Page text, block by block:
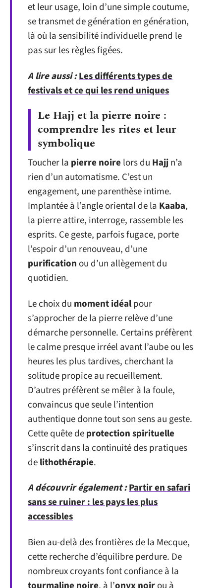
et leur usage, loin d’une simple coutume,
se transmet de génération en génération,
là où la sensibilité individuelle prend le
pas sur les règles figées.
A lire aussi :Les différents types de
festivals et ce qui les rend uniques
Le Hajj et la pierre noire :
comprendre les rites et leur
symbolique
Toucher la pierre noire lors du Hajjn’a
rien d’un automatisme. C’est un
engagement, une parenthèse intime.
Implantée à l’angle oriental de la Kaaba,
la pierre attire, interroge, rassemble les
esprits. Ce geste, parfois fugace, porte
l’espoir d’un renouveau, d’une
purification ou d’un allègement du
quotidien.
Le choix du moment idéalpour
s’approcher de la pierre relève d’une
démarche personnelle. Certains préfèrent
le calme presque irréel avant l’aube ou les
heures les plus tardives, cherchant la
solitude propice au recueillement.
D’autres préfèrent se mêler à la foule,
convaincus que seule l’intention
authentique donne tout son sens au geste.
Cette quête deprotection spirituelle
s’inscrit dans la continuité des pratiques
delithothérapie.
A découvrir également :Partir en safari
sans se ruiner : les pays les plus
accessibles
Bien au-delà des frontières de la Mecque,
cette recherche d’équilibre perdure. De
nombreux croyants font confiance à la